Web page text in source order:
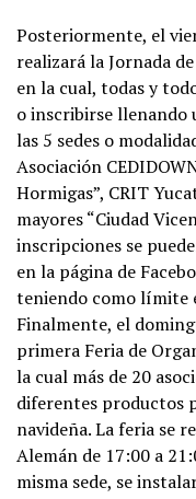
Posteriormente, el
realizará la Jornada
en la cual, todas y
o inscribirse llenando
las 5 sedes o
Asociación
Hormigas”, CRIT
mayores “Ciudad
inscripciones se
en la página de
teniendo como límite
Finalmente, el
primera Feria de
la cual más de 20
diferentes productos
navideña. La feria se
Alemán de 17:00 a
misma sede, se